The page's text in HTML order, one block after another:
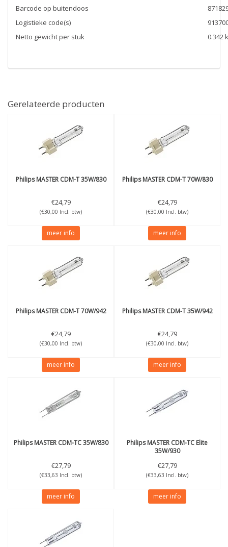
Barcode op buitendoos
Logistieke code(s)
Netto gewicht per stuk
0.342
Gerelateerde producten
PhilipsMASTER CDM-T 35W/830
€24,79
(€30,00 Incl. btw)
meer info
PhilipsMASTER CDM-T 70W/830
€24,79
(€30,00 Incl. btw)
meer info
PhilipsMASTER CDM-T 70W/942
€24,79
(€30,00 Incl. btw)
meer info
PhilipsMASTER CDM-T 35W/942
€24,79
(€30,00 Incl. btw)
meer info
PhilipsMASTER CDM-TC 35W/830
€27,79
(€33,63 Incl. btw)
meer info
PhilipsMASTER CDM-TC Elite
35W/930
€27,79
(€33,63 Incl. btw)
meer info